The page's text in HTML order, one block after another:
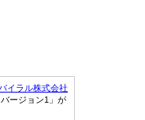
イラル株式会社
ージョン1」が